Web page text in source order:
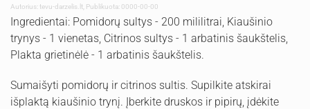
Autorius:tevu-darzelis.lt Publikuota: 0000-00-00
Ingredientai: Pomidorų sultys - 200 mililitrai, Kiaušinio
trynys - 1 vienetas, Citrinos sultys - 1 arbatinis šaukštelis,
Plakta grietinėlė - 1 arbatinis šaukštelis.
Sumaišyti pomidorų ir citrinos sultis. Supilkite atskirai
išplaktą kiaušinio trynį. Įberkite druskos ir pipirų, įdėkite